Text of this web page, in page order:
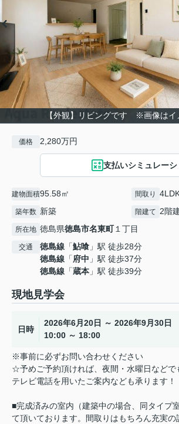
【外観】リビングです ※画像はイ
価格 2,280万円
支払いシミュレーシ
建物面積95.58㎡ 間取り
築年数 新築 階建て 2階
所在地 徳島県徳島市名東町１丁目
交通 徳島線 「鮎喰 」駅 徒歩28分
徳島線 「府中 」駅 徒歩37分
徳島線 「蔵本 」駅 徒歩39分
現地見学会
日時
2026年6月20日 ～ 2026年9月30日
10:00 ～ 18:00
※事前に必ずお問い合わせください
☆予めご予約頂ければ、夜間・水曜日などで
テレビ電話を用いたご案内なども承ります！
■完成済みの室内（建築中の場合、同タイプ
て頂いております。間取りはもちろん充実の